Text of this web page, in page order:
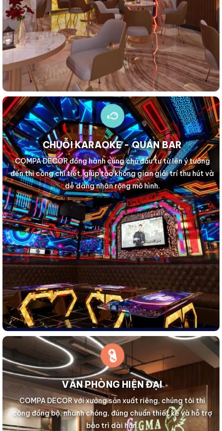
CHUỖI KARAOKE - QUÁN BAR
COMPA DECOR đồng hành cùng chủ đầu tư từ lên ý tưởng
đến thi công chi tiết, giúp tạo không gian giải trí thu hút và
dễ dàng nhân rộng mô hình.
VĂN PHÒNG HIỆN ĐẠI
COMPA DECOR với xưởng sản xuất riêng, chúng tôi thi
công đồng bộ, nhanh chóng, đúng chuẩn thiết kế và hỗ trợ
bảo trì dài hạn.